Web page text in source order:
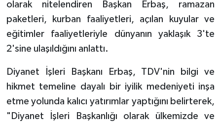
olarak nitelendiren Başkan Erbaş, ramazan
paketleri, kurban faaliyetleri, açılan kuyular ve
eğitimler faaliyetleriyle dünyanın yaklaşık 3'te
2'sine ulaşıldığını anlattı.
Diyanet İşleri Başkanı Erbaş, TDV'nin bilgi ve
hikmet temeline dayalı bir iyilik medeniyeti inşa
etme yolunda kalıcı yatırımlar yaptığını belirterek,
"Diyanet İşleri Başkanlığı olarak ülkemizde ve
Düzce Müftülüğü
Edirne Müftülüğü
Erzincan Müftülüğü
Erzurum Müftülüğü
YAŞAM